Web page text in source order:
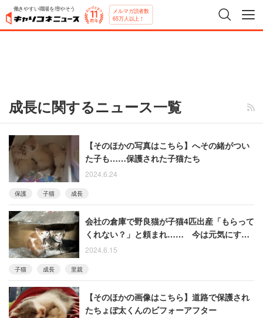
働きやすい職場を増やそう メルマガ読者数
65万人以上！
成長に関するニュース一覧
【そのほかの写真はこちら】へその緒がつい
た子も……保護された子猫たち
2024.6.24
保護 子猫 成長
会社の倉庫で野良猫が子猫4匹出産「もらって
くれない？」と頼まれ…… 今は元気にすく
すく成長中
2024.6.15
子猫 成長 里親
【そのほかの画像はこちら】道路で保護され
たちょぼ太くんのビフォーアフター